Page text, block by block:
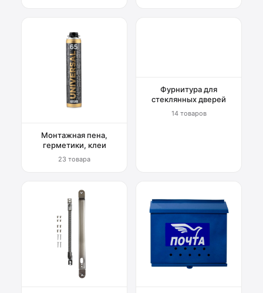
Монтажная пена,
герметики, клеи
23 товара
Фурнитура для
стеклянных дверей
14 товаров